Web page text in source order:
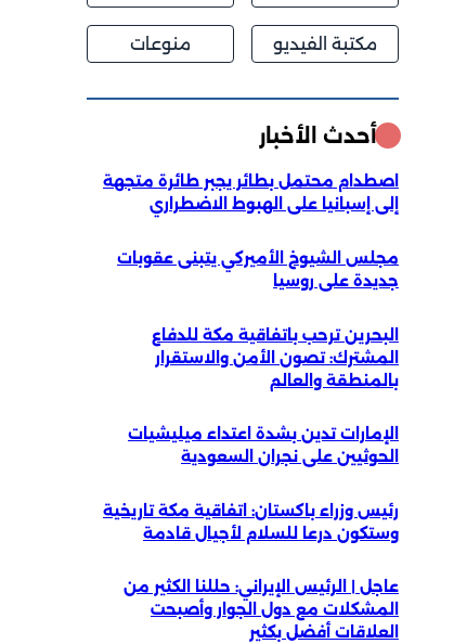
مكتبة الفيديو منوعات
أحدث الأخبار
اصطدام محتمل بطائر يجبر طائرة متجهة
إلى إسبانيا على الهبوط الاضطراري
مجلس الشيوخ الأميركي يتبنى عقوبات
جديدة على روسيا
البحرين ترحب باتفاقية مكة للدفاع
المشترك: تصون الأمن والاستقرار
بالمنطقة والعالم
الإمارات تدين بشدة اعتداء ميليشيات
الحوثيين على نجران السعودية
رئيس وزراء باكستان: اتفاقية مكة تاريخية
وستكون درعا للسلام لأجيال قادمة
عاجل | الرئيس الإيراني: حللنا الكثير من
المشكلات مع دول الجوار وأصبحت
العلاقات أفضل بكثير